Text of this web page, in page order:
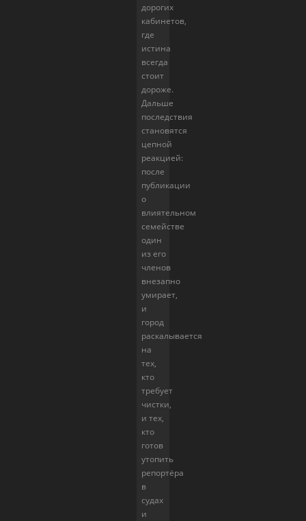
дорогих
кабинетов,
где
истина
всегда
стоит
дороже.
Дальше
последствия
становятся
цепной
реакцией:
после
публикации
о
влиятельном
семействе
один
из его
членов
внезапно
умирает,
и
город
раскалывается
на
тех,
кто
требует
чистки,
и тех,
кто
готов
утопить
репортёра
в
судах
и